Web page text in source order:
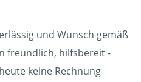
und Wunsch gemäß
freundlich, hilfsbereit -
keine Rechnung